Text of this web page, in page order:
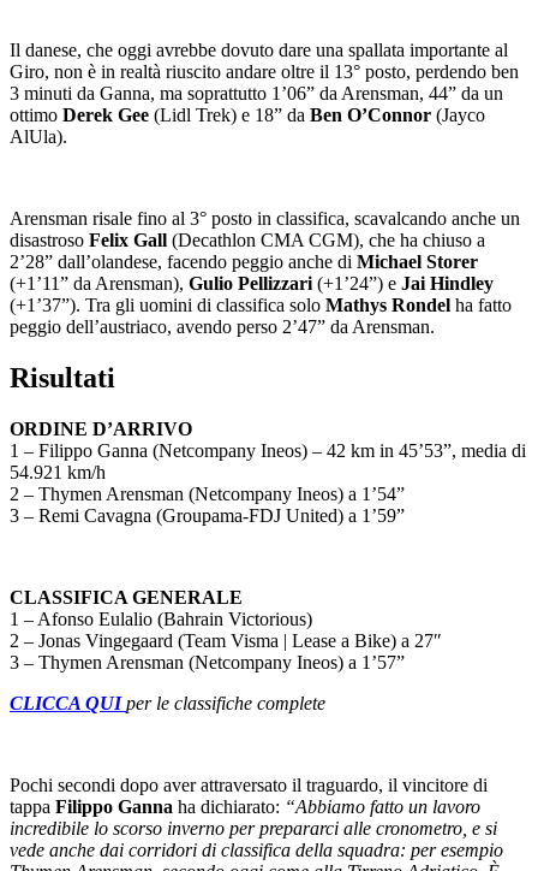
Il danese, che oggi avrebbe dovuto dare una spallata importante al
Giro, non è in realtà riuscito andare oltre il 13° posto, perdendo ben
3 minuti da Ganna, ma soprattutto 1’06” da Arensman, 44” da un
ottimo Derek Gee (Lidl Trek) e 18” da Ben O’Connor (Jayco
AlUla).
Arensman risale fino al 3° posto in classifica, scavalcando anche un
disastroso Felix Gall (Decathlon CMA CGM), che ha chiuso a
2’28” dall’olandese, facendo peggio anche di Michael Storer
(+1’11” da Arensman), Gulio Pellizzari (+1’24”) e Jai Hindley
(+1’37”). Tra gli uomini di classifica solo Mathys Rondel ha fatto
peggio dell’austriaco, avendo perso 2’47” da Arensman.
Risultati
ORDINE D’ARRIVO
1 – Filippo Ganna (Netcompany Ineos) – 42 km in 45’53”, media di
54.921 km/h
2 – Thymen Arensman (Netcompany Ineos) a 1’54”
3 – Remi Cavagna (Groupama-FDJ United) a 1’59”
CLASSIFICA GENERALE
1 – Afonso Eulalio (Bahrain Victorious)
2 – Jonas Vingegaard (Team Visma | Lease a Bike) a 27″
3 – Thymen Arensman (Netcompany Ineos) a 1’57”
CLICCA QUI per le classifiche complete
Pochi secondi dopo aver attraversato il traguardo, il vincitore di
tappa Filippo Ganna ha dichiarato: “Abbiamo fatto un lavoro
incredibile lo scorso inverno per prepararci alle cronometro, e si
vede anche dai corridori di classifica della squadra: per esempio